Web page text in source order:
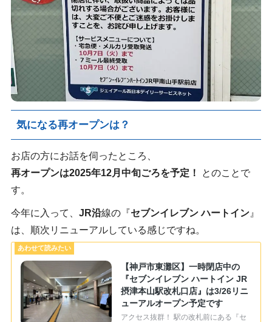
気になる再オープンは？
お店の方にお話を伺ったところ、
再オープンは2025年12月中旬ごろを予定！
とのことで
す。
今年に入って、 JR沿線の『セブンイレブン ハートイン』
は、順次リニューアルしている感じですね。
【神戸市東灘区】一時閉店中の
『セブンイレブン ハートイン JR
摂津本山駅改札口店』は3/26リニ
ューアルオープン予定です
アクセス抜群！ 駅の改札前にある『セ